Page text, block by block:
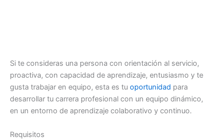
Si te consideras una persona con orientación al servicio,
proactiva, con capacidad de aprendizaje, entusiasmo y te
gusta trabajar en equipo, esta es tu oportunidad para
desarrollar tu carrera profesional con un equipo dinámico,
en un entorno de aprendizaje colaborativo y continuo.
Requisitos